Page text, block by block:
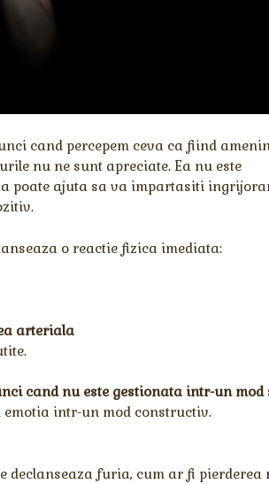
cand percepem ceva ca fiind
nu ne sunt apreciate. Ea nu este
poate ajuta sa va impartasiti
o reactie fizica imediata:
arteriala
cand nu este gestionata intr-un mod
emotia intr-un mod constructiv.
declanseaza furia, cum ar fi pierderea